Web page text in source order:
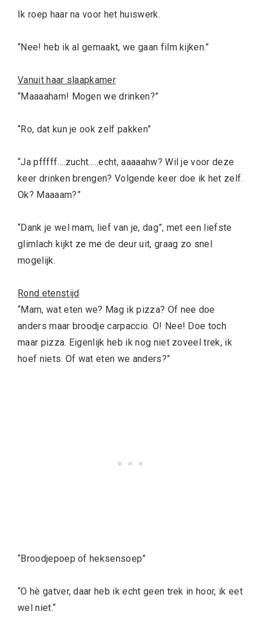
Ik roep haar na voor het huiswerk.
“Nee! heb ik al gemaakt, we gaan film kijken.”
Vanuit haar slaapkamer
“Maaaaham! Mogen we drinken?”
“Ro, dat kun je ook zelf pakken”
“Ja pfffff….zucht…..echt, aaaaahw? Wil je voor deze
keer drinken brengen? Volgende keer doe ik het zelf.
Ok? Maaaam?”
“Dank je wel mam, lief van je, dag”, met een liefste
glimlach kijkt ze me de deur uit, graag zo snel
mogelijk.
Rond etenstijd
“Mam, wat eten we? Mag ik pizza? Of nee doe
anders maar broodje carpaccio. O! Nee! Doe toch
maar pizza. Eigenlijk heb ik nog niet zoveel trek, ik
hoef niets. Of wat eten we anders?”
“Broodjepoep of heksensoep”
“O hè gatver, daar heb ik echt geen trek in hoor, ik eet
wel niet.“